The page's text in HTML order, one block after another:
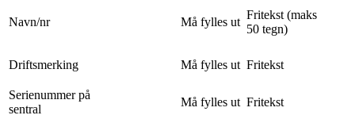
Navn/nr Må fylles ut
Fritekst (maks
50 tegn)
Driftsmerking Må fylles ut Fritekst
Serienummer på
sentral
Må fylles ut Fritekst